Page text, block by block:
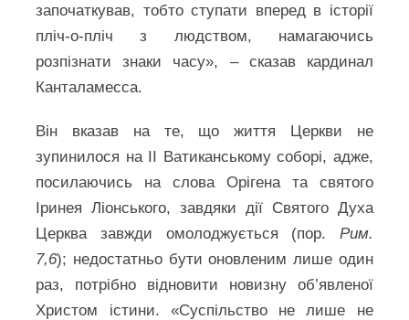
започаткував, тобто ступати вперед в історії
пліч-о-пліч з людством, намагаючись
розпізнати знаки часу», – сказав кардинал
Канталамесса.
Він вказав на те, що життя Церкви не
зупинилося на ІІ Ватиканському соборі, адже,
посилаючись на слова Орігена та святого
Іринея Ліонського, завдяки дії Святого Духа
Церква завжди омолоджується (пор. Рим.
7,6); недостатньо бути оновленим лише один
раз, потрібно відновити новизну об’явленої
Христом істини. «Суспільство не лише не